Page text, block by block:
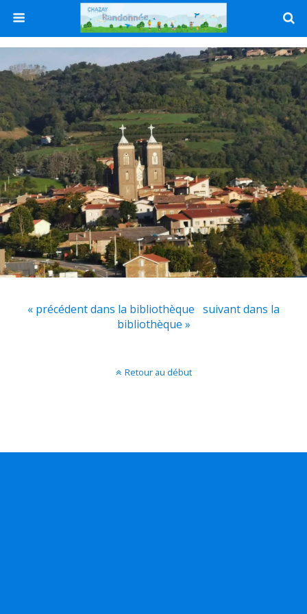
« précédent dans la bibliothèque suivant dans la
bibliothèque »
Retour au début